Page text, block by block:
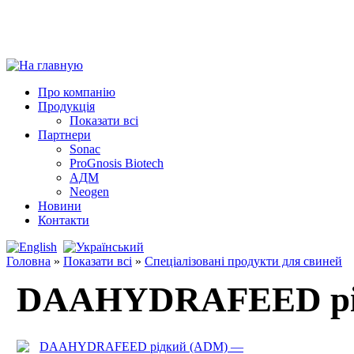
Про компанію
Продукція
Показати всі
Партнери
Sonac
ProGnosis Biotech
АДМ
Neogen
Новини
Контакти
Головна » Показати всі » Спеціалізовані продукти для свиней
DAAHYDRAFEED